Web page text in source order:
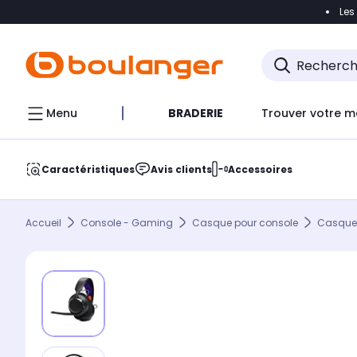
Accéder
Menu BRADERIE Trouver votre
Caractéristiques Avis clients Accessoires
Accueil Console - Gaming Casque pour console Casque